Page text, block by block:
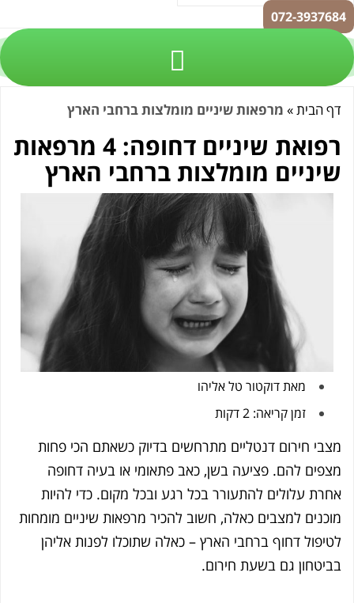
072-
»מרפאות שיניים מומלצות ברחבי הארץ
רפואת שיניים דחופה: 4 מרפאות
מומלצות ברחבי הארץ
מאת
דוקטור טל אליהו
זמן קריאה: 2 דקות
חירום דנטליים מתרחשים בדיוק כשאתם הכי פחות
להם. פציעה בשן, כאב פתאומי או בעיה דחופה
עלולים להתעורר בכל רגע ובכל מקום. כדי להיות
למצבים כאלה, חשוב להכיר מרפאות שיניים מומחות
דחוף ברחבי הארץ – כאלה שתוכלו לפנות אליהן
גם בשעת חירום.